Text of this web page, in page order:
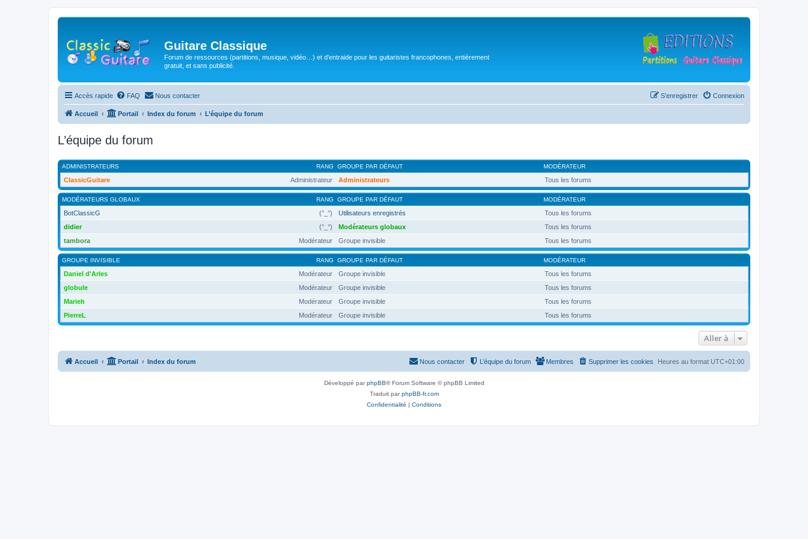
Guitare Classique
Forum de ressources (partitions, musique, vidéo…) et d'entraide pour les guitaristes francophones, entièrement
gratuit, et sans publicité.
Accès rapide FAQ Nous contacter Connexion
S’enregistrer
Accueil Portail Index du forum L’équipe du forum
L’équipe du forum
RANG
ADMINISTRATEURS GROUPE PAR DÉFAUT MODÉRATEUR
Administrateur
ClassicGuitare Administrateurs Tous les forums
RANG
MODÉRATEURS GLOBAUX GROUPE PAR DÉFAUT MODÉRATEUR
(°_°)
BotClassicG Utilisateurs enregistrés
Tous les forums
(°_°)
didier Modérateurs globaux
Tous les forums
Modérateur
tambora Groupe invisible Tous les forums
RANG
GROUPE INVISIBLE GROUPE PAR DÉFAUT MODÉRATEUR
Modérateur
Daniel d'Arles Groupe invisible
Tous les forums
Modérateur
globule Groupe invisible
Tous les forums
Modérateur
Marieh Groupe invisible
Tous les forums
Modérateur
PierreL Groupe invisible Tous les forums
Aller à
Accueil Portail Index du forum Heures au format UTC+01:00
Supprimer les cookies
Membres
L’équipe du forum
Nous contacter
Développé parphpBB® Forum Software © phpBB Limited
Traduit parphpBB-fr.com
Confidentialité | Conditions